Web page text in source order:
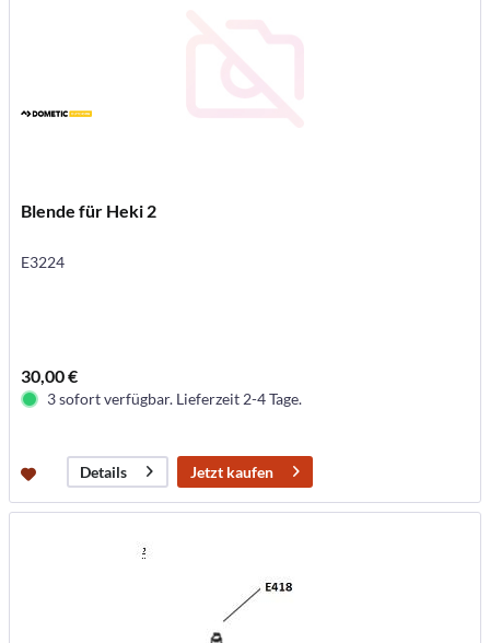
Blende für Heki 2
E3224
30,00 €
3 sofort verfügbar. Lieferzeit 2-4 Tage.
Details Jetzt kaufen